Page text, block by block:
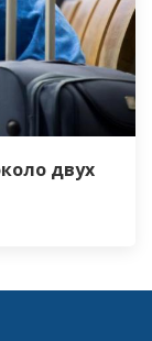
двух